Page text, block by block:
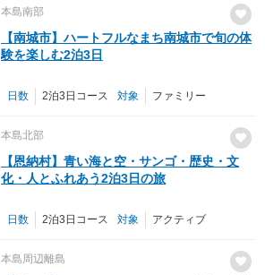
本島南部
【南城市】ハートフルなまち南城市で旬の体
験を楽しむ2泊3日
日数 2泊3日コース 対象 ファミリー
本島北部
【恩納村】青い海と空・サンゴ・歴史・文
化・人とふれあう2泊3日の旅
日数 2泊3日コース 対象 アクティブ
本島周辺離島